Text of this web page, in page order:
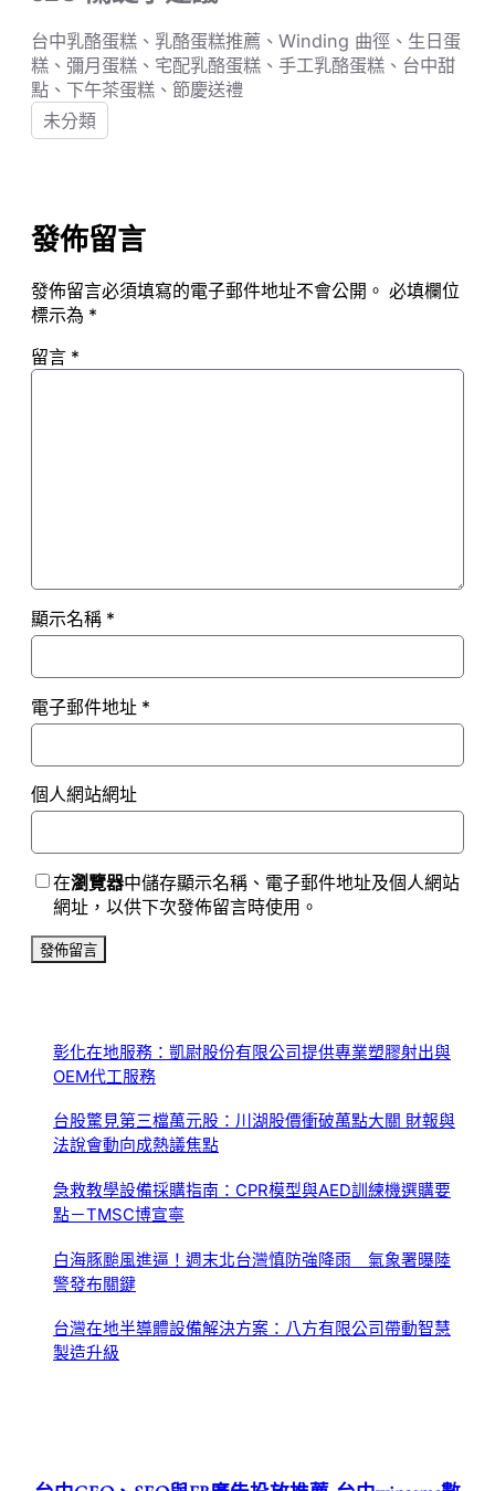
台中乳酪蛋糕、乳酪蛋糕推薦、Winding 曲徑、生日蛋
糕、彌月蛋糕、宅配乳酪蛋糕、手工乳酪蛋糕、台中甜
點、下午茶蛋糕、節慶送禮
未分類
發佈留言
發佈留言必須填寫的電子郵件地址不會公開。 必填欄位
標示為 *
留言 *
顯示名稱 *
電子郵件地址 *
個人網站網址
在瀏覽器中儲存顯示名稱、電子郵件地址及個人網站
網址，以供下次發佈留言時使用。
彰化在地服務：凱尉股份有限公司提供專業塑膠射出與
OEM代工服務
台股驚見第三檔萬元股：川湖股價衝破萬點大關 財報與
法說會動向成熱議焦點
急救教學設備採購指南：CPR模型與AED訓練機選購要
點－TMSC博宣寧
白海豚颱風進逼！週末北台灣慎防強降雨 氣象署曝陸
警發布關鍵
台灣在地半導體設備解決方案：八方有限公司帶動智慧
製造升級